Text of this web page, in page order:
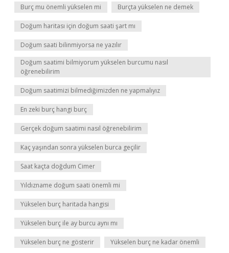
Burç mu önemli yükselen mi Burçta yükselen ne demek
Doğum haritası için doğum saati şart mı
Doğum saati bilinmiyorsa ne yazılır
Doğum saatimi bilmiyorum yükselen burcumu nasıl
öğrenebilirim
Doğum saatimizi bilmediğimizden ne yapmalıyız
En zeki burç hangi burç
Gerçek doğum saatimi nasıl öğrenebilirim
Kaç yaşından sonra yükselen burca geçilir
Saat kaçta doğdum Cimer
Yıldızname doğum saati önemli mi
Yükselen burç haritada hangisi
Yükselen burç ile ay burcu aynı mı
Yükselen burç ne gösterir Yükselen burç ne kadar önemli